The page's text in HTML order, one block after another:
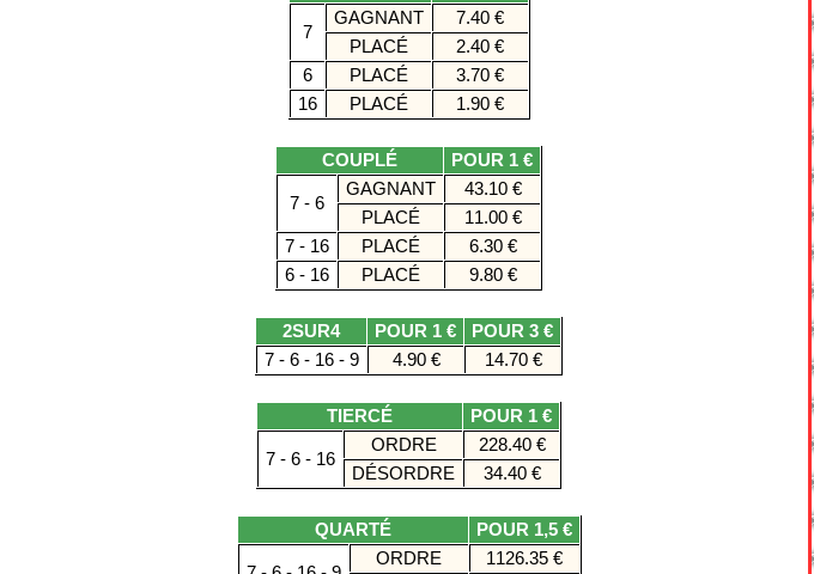
7
GAGNANT
7.40 €
PLACÉ
2.40 €
6
PLACÉ
3.70 €
16
PLACÉ 1.90 €
COUPLÉ POUR 1 €
7 - 6
GAGNANT
43.10 €
PLACÉ
11.00 €
7 - 16
PLACÉ
6.30 €
6 - 16
PLACÉ 9.80 €
2SUR4 POUR 1 €
POUR 3 €
7 - 6 - 16 - 9
4.90 € 14.70 €
TIERCÉ POUR 1 €
7 - 6 - 16
ORDRE
228.40 €
DÉSORDRE
34.40 €
QUARTÉ POUR 1,5 €
ORDRE
1126.35 €